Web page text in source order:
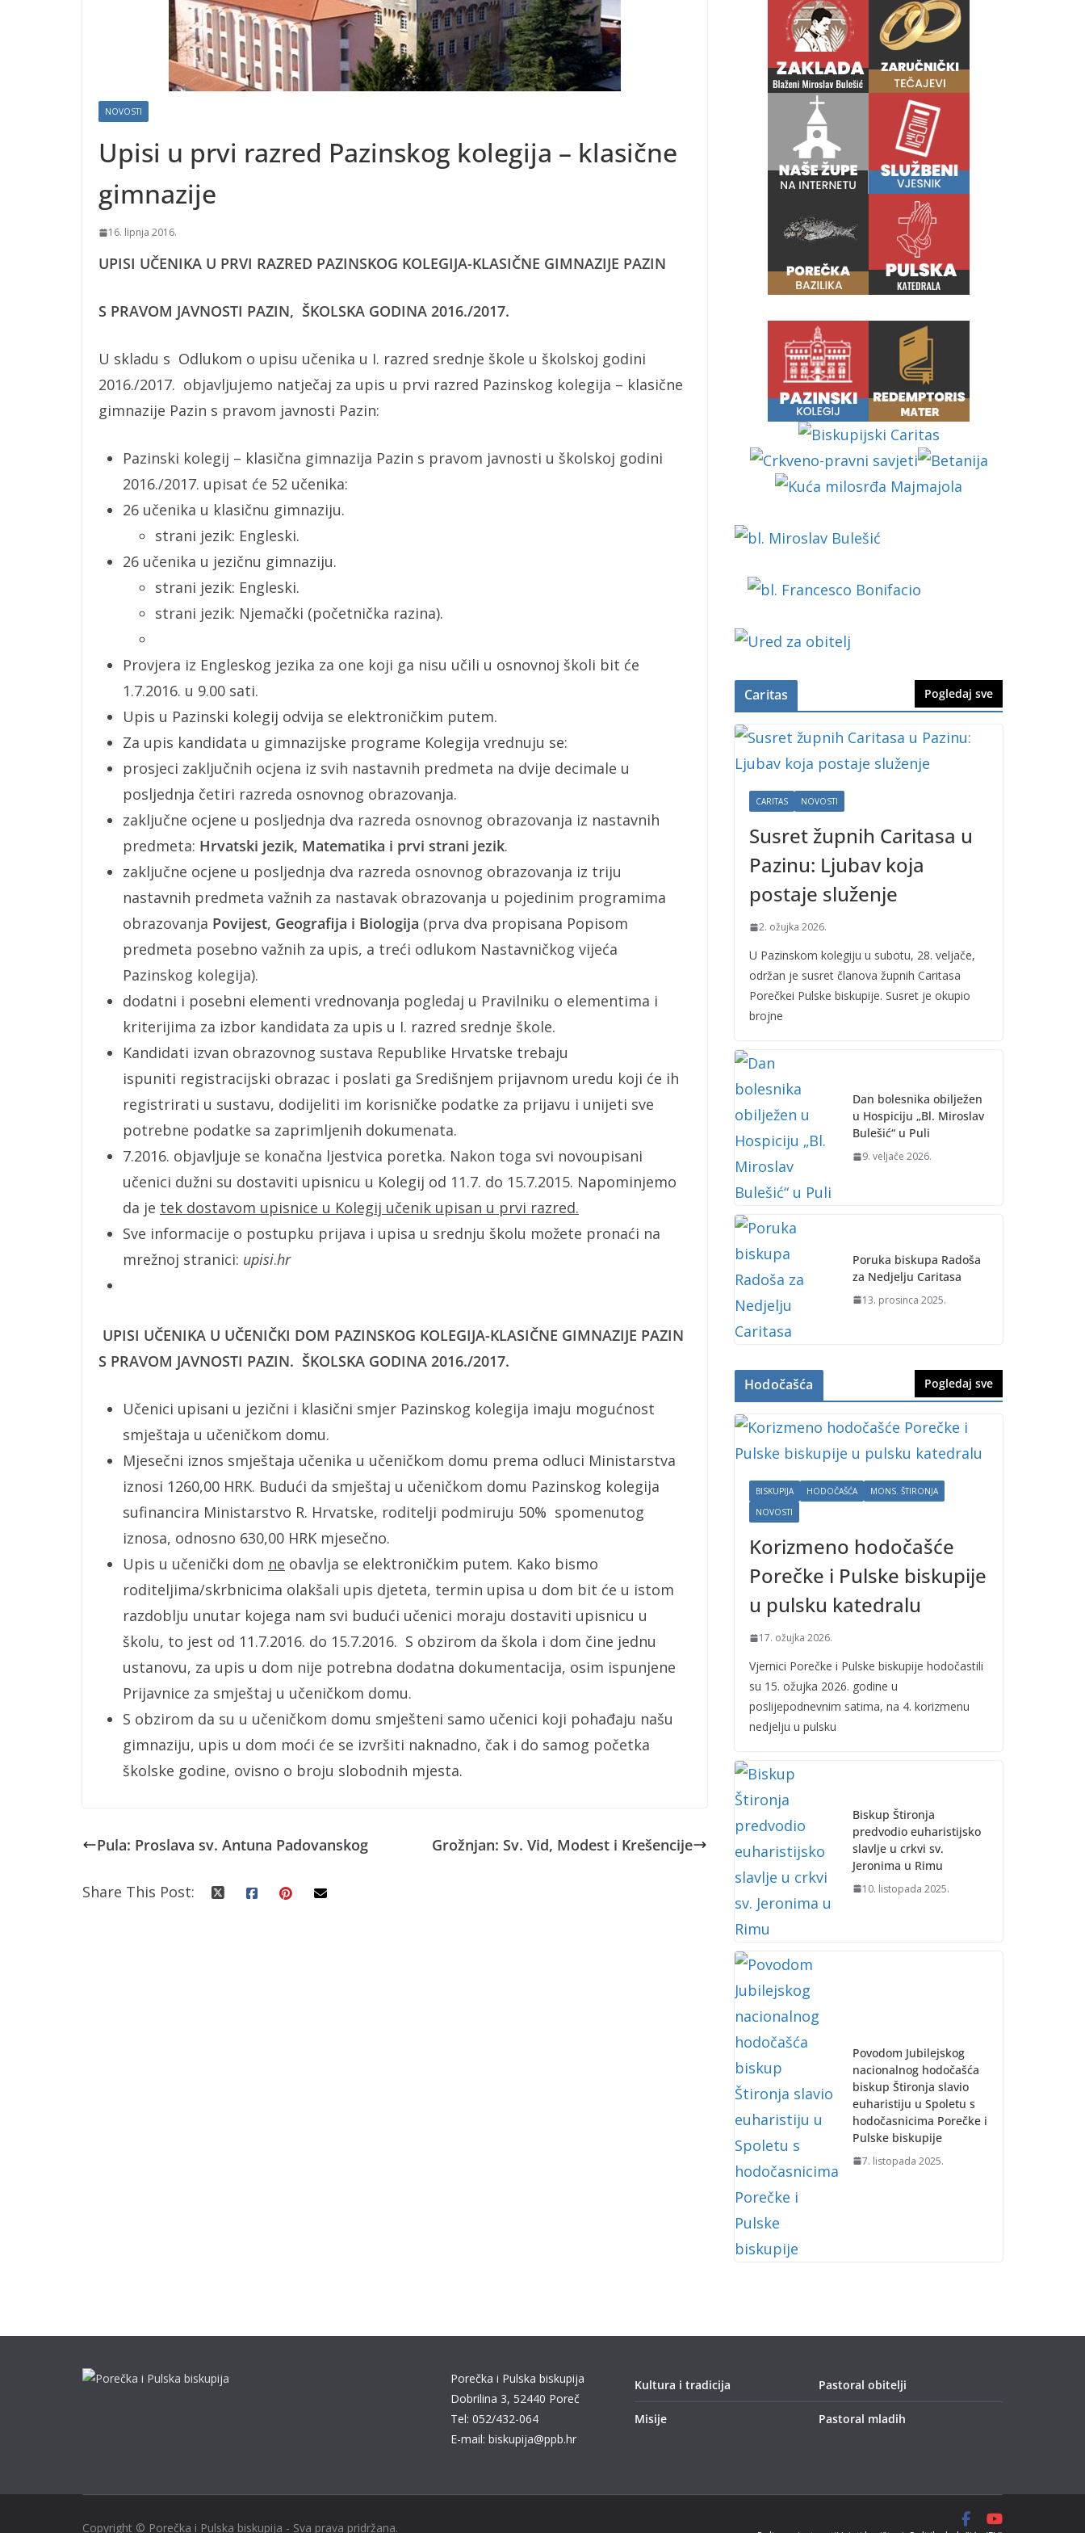
NOVOSTI
Upisi u prvi razred Pazinskog kolegija – klasične
gimnazije
16. lipnja 2016.
UPISI UČENIKA U PRVI RAZRED PAZINSKOG KOLEGIJA-KLASIČNE GIMNAZIJE PAZIN
S PRAVOM JAVNOSTI PAZIN, ŠKOLSKA GODINA 2016./2017.
U skladu s Odlukom o upisu učenika u I. razred srednje škole u školskoj godini
2016./2017. objavljujemo natječaj za upis u prvi razred Pazinskog kolegija – klasične
gimnazije Pazin s pravom javnosti Pazin:
Pazinski kolegij – klasična gimnazija Pazin s pravom javnosti u školskoj godini
2016./2017. upisat će 52 učenika:
26 učenika u klasičnu gimnaziju.
strani jezik: Engleski.
26 učenika u jezičnu gimnaziju.
strani jezik: Engleski.
strani jezik: Njemački (početnička razina).
Provjera iz Engleskog jezika za one koji ga nisu učili u osnovnoj školi bit će
1.7.2016. u 9.00 sati.
Upis u Pazinski kolegij odvija se elektroničkim putem.
Za upis kandidata u gimnazijske programe Kolegija vrednuju se:
prosjeci zaključnih ocjena iz svih nastavnih predmeta na dvije decimale u
posljednja četiri razreda osnovnog obrazovanja.
zaključne ocjene u posljednja dva razreda osnovnog obrazovanja iz nastavnih
predmeta: Hrvatski jezik, Matematika i prvi strani jezik.
zaključne ocjene u posljednja dva razreda osnovnog obrazovanja iz triju
nastavnih predmeta važnih za nastavak obrazovanja u pojedinim programima
obrazovanja Povijest, Geografija i Biologija (prva dva propisana Popisom
predmeta posebno važnih za upis, a treći odlukom Nastavničkog vijeća
Pazinskog kolegija).
dodatni i posebni elementi vrednovanja pogledaj u Pravilniku o elementima i
kriterijima za izbor kandidata za upis u I. razred srednje škole.
Kandidati izvan obrazovnog sustava Republike Hrvatske trebaju
ispuniti registracijski obrazac i poslati ga Središnjem prijavnom uredu koji će ih
registrirati u sustavu, dodijeliti im korisničke podatke za prijavu i unijeti sve
potrebne podatke sa zaprimljenih dokumenata.
7.2016. objavljuje se konačna ljestvica poretka. Nakon toga svi novoupisani
učenici dužni su dostaviti upisnicu u Kolegij od 11.7. do 15.7.2015. Napominjemo
da je tek dostavom upisnice u Kolegij učenik upisan u prvi razred.
Sve informacije o postupku prijava i upisa u srednju školu možete pronaći na
mrežnoj stranici: upisi.hr
UPISI UČENIKA U UČENIČKI DOM PAZINSKOG KOLEGIJA-KLASIČNE GIMNAZIJE PAZIN
S PRAVOM JAVNOSTI PAZIN. ŠKOLSKA GODINA 2016./2017.
Učenici upisani u jezični i klasični smjer Pazinskog kolegija imaju mogućnost
smještaja u učeničkom domu.
Mjesečni iznos smještaja učenika u učeničkom domu prema odluci Ministarstva
iznosi 1260,00 HRK. Budući da smještaj u učeničkom domu Pazinskog kolegija
sufinancira Ministarstvo R. Hrvatske, roditelji podmiruju 50% spomenutog
iznosa, odnosno 630,00 HRK mjesečno.
Upis u učenički dom ne obavlja se elektroničkim putem. Kako bismo
roditeljima/skrbnicima olakšali upis djeteta, termin upisa u dom bit će u istom
razdoblju unutar kojega nam svi budući učenici moraju dostaviti upisnicu u
školu, to jest od 11.7.2016. do 15.7.2016. S obzirom da škola i dom čine jednu
ustanovu, za upis u dom nije potrebna dodatna dokumentacija, osim ispunjene
Prijavnice za smještaj u učeničkom domu.
S obzirom da su u učeničkom domu smješteni samo učenici koji pohađaju našu
gimnaziju, upis u dom moći će se izvršiti naknadno, čak i do samog početka
školske godine, ovisno o broju slobodnih mjesta.
Pula: Proslava sv. Antuna Padovanskog Grožnjan: Sv. Vid, Modest i Krešencije
Share This Post:
Caritas Pogledaj sve
CARITAS NOVOSTI
Susret župnih Caritasa u
Pazinu: Ljubav koja
postaje služenje
2. ožujka 2026.
U Pazinskom kolegiju u subotu, 28. veljače,
održan je susret članova župnih Caritasa
Porečkei Pulske biskupije. Susret je okupio
brojne
Dan bolesnika obilježen
u Hospiciju „Bl. Miroslav
Bulešić“ u Puli
9. veljače 2026.
Poruka biskupa Radoša
za Nedjelju Caritasa
13. prosinca 2025.
Hodočašća Pogledaj sve
BISKUPIJA HODOČAŠĆA
MONS. ŠTIRONJA
NOVOSTI
Korizmeno hodočašće
Porečke i Pulske biskupije
u pulsku katedralu
17. ožujka 2026.
Vjernici Porečke i Pulske biskupije hodočastili
su 15. ožujka 2026. godine u
poslijepodnevnim satima, na 4. korizmenu
nedjelju u pulsku
Biskup Štironja
predvodio euharistijsko
slavlje u crkvi sv.
Jeronima u Rimu
10. listopada 2025.
Povodom Jubilejskog
nacionalnog hodočašća
biskup Štironja slavio
euharistiju u Spoletu s
hodočasnicima Porečke i
Pulske biskupije
7. listopada 2025.
Porečka i Pulska biskupija
Dobrilina 3, 52440 Poreč
Tel: 052/432-064
E-mail: biskupija@ppb.hr
Kultura i tradicija
Misije
Pastoral obitelji
Pastoral mladih
Copyright © Porečka i Pulska biskupija - Sva prava pridržana.